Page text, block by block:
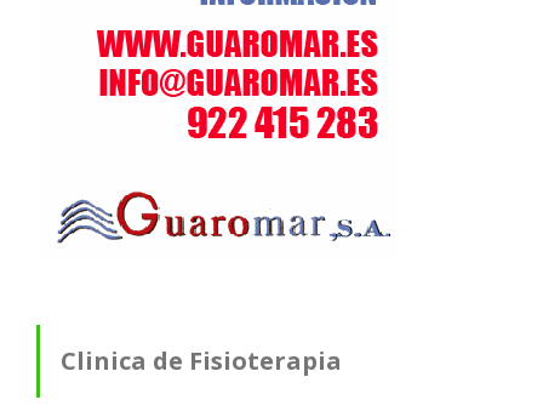
Clinica de Fisioterapia